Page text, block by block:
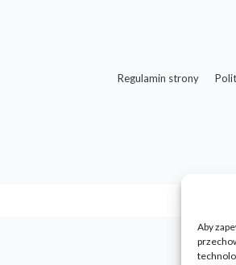
Aby
Regulamin strony